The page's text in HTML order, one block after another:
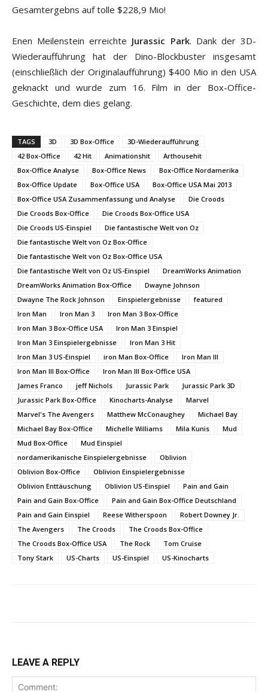
Gesamtergebns auf tolle $228,9 Mio!
Enen Meilenstein erreichte Jurassic Park. Dank der 3D-
Wiederaufführung hat der Dino-Blockbuster insgesamt
(einschließlich der Originalaufführung) $400 Mio in den USA
geknackt und wurde zum 16. Film in der Box-Office-
Geschichte, dem dies gelang.
TAGS 3D 3D Box-Office
3D-Wiederaufführung
42 Box-Office
42 Hit Animationshit
Arthousehit
Box-Office Analyse
Box-Office News
Box-Office Nordamerika
Box-Office Update
Box-Office USA
Box-Office USA Mai 2013
Box-Office USA Zusammenfassung und Analyse
Die Croods
Die Croods Box-Office
Die Croods Box-Office USA
Die Croods US-Einspiel
Die fantastische Welt von Oz
Die fantastische Welt von Oz Box-Office
Die fantastische Welt von Oz Box-Office USA
Die fantastische Welt von Oz US-Einspiel
DreamWorks Animation
DreamWorks Animation Box-Office
Dwayne Johnson
Dwayne The Rock Johnson
Einspielergebnisse
featured
Iron Man
Iron Man 3
Iron Man 3 Box-Office
Iron Man 3 Box-Office USA
Iron Man 3 Einspiel
Iron Man 3 Einspielergebnisse
Iron Man 3 Hit
Iron Man 3 US-Einspiel
iron Man Box-Office
Iron Man III
Iron Man III Box-Office
Iron Man III Box-Office USA
James Franco
jeff Nichols Jurassic Park
Jurassic Park 3D
Jurassic Park Box-Office
Kinocharts-Analyse
Marvel
Marvel's The Avengers
Matthew McConaughey
Michael Bay
Michael Bay Box-Office
Michelle Williams Mila Kunis
Mud
Mud Box-Office
Mud Einspiel
nordamerikanische Einspielergebnisse
Oblivion
Oblivion Box-Office
Oblivion Einspielergebnisse
Oblivion Enttäuschung
Oblivion US-Einspiel
Pain and Gain
Pain and Gain Box-Office
Pain and Gain Box-Office Deutschland
Pain and Gain Einspiel
Reese Witherspoon
Robert Downey Jr.
The Avengers
The Croods
The Croods Box-Office
The Croods Box-Office USA
The Rock
Tom Cruise
Tony Stark
US-Charts US-Einspiel US-Kinocharts
LEAVE A REPLY